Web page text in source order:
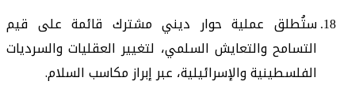
ستُطلق عملية حوار ديني مشترك قائمة على قيم
التسامح والتعايش السلمي، لتغيير العقليات والسرديات
الفلسطينية والإسرائيلية، عبر إبراز مكاسب السلام.